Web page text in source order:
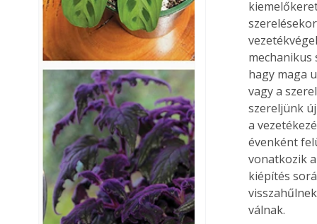
hagy maga
vagy a
szereljünk
a
évenként
vonatkozik
kiépítés
válnak.